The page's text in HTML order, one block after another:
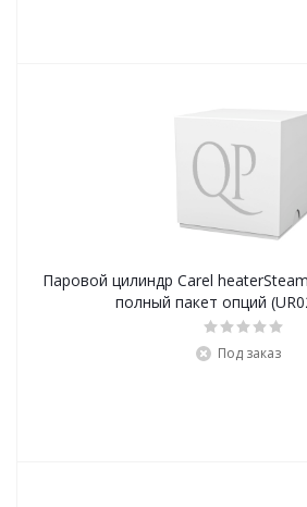
Паровой цилиндр Carel
полный пакет опций
Под заказ